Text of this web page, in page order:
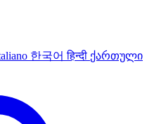
한국어हिन्दी ქართული